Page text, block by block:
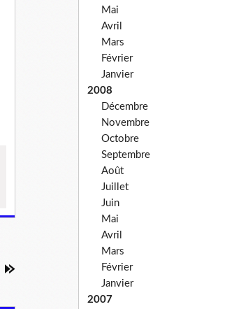
Mai
Avril
Mars
Février
Janvier
2008
Décembre
Novembre
Octobre
Septembre
Août
Juillet
Juin
Mai
Avril
Mars
Février
Janvier
2007